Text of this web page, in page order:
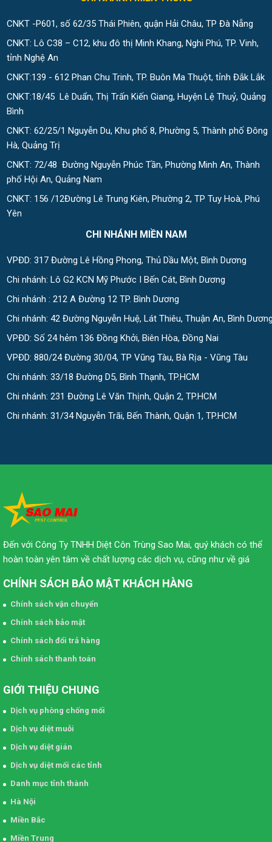
CNKT -P601, số 62/35 Thái Phiên, quận Hải Châu, TP Đà Nẵng
CNKT: Lô C38 – C12, khu đô thị Minh Khang, Nghi Phú, TP. Vinh,
tỉnh Nghệ An
CNKT:139 - 612 Phan Chu Trinh, TP. Buôn Ma Thuột, tỉnh Đắk Lắk
CNKT:18/45 Lê Duẩn, Thị Trấn Kiến Giang, Huyện Lệ Thuỷ, Quảng
Bình
CNKT: 62/25/1 Nguyễn Du, Khu phố 8, Phường 5, Thành phố Đông
Hà, Quảng Trị
CNKT: 72/48 Đường Nguyễn Phúc Tần, Phường Minh An, Thành
phố Hội An, Quảng Nam
CNKT: 156 /12Đường Lê Trung Kiên, Phường 2, TP Tuy Hoà, Phú
Yên
CHI NHÁNH MIỀN NAM
VPĐD: 317 Đường Lê Hồng Phong, Thủ Dầu Một, Bình Dương
Chi nhánh: Lô G2 KCN Mỹ Phước I Bến Cát, Bình Dương
Chi nhánh : 212 A Đường 12 TP. Bình Dương
Chi nhánh: 42 Đường Nguyễn Huệ, Lát Thiêu, Thuận An, Bình
VPĐD: Số 24 hẻm 136 Đồng Khởi, Biên Hòa, Đồng Nai
VPĐD: 880/24 Đường 30/04, TP Vũng Tàu, Bà Rịa - Vũng Tàu
Chi nhánh: 33/18 Đường D5, Bình Thạnh, TP.HCM
Chi nhánh: 231 Đường Lê Văn Thịnh, Quận 2, TP.HCM
Chi nhánh: 31/34 Nguyễn Trãi, Bến Thành, Quận 1, TP.HCM
Đến với Công Ty TNHH Diệt Côn Trùng Sao Mai, quý khách có thể
hoàn toàn yên tâm về chất lượng các dịch vụ, cũng như về giá
CHÍNH SÁCH BẢO MẬT KHÁCH HÀNG
Chính sách vận chuyển
Chính sách bảo mật
Chính sách đổi trả hàng
Chính sách thanh toán
GIỚI THIỆU CHUNG
Dịch vụ phòng chống mối
Dịch vụ diệt muỗi
Dịch vụ diệt gián
Dịch vụ diệt mối các tỉnh
Danh mục tỉnh thành
Hà Nội
Miền Bắc
Miền Trung